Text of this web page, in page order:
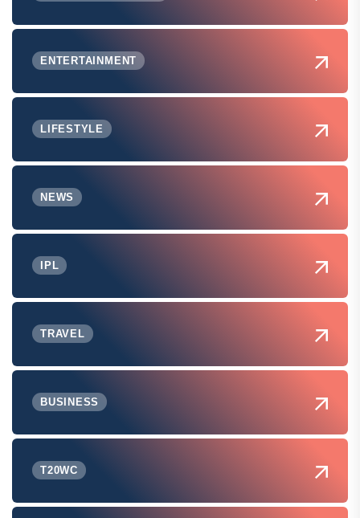
ENTERTAINMENT
LIFESTYLE
NEWS
IPL
TRAVEL
BUSINESS
T20WC